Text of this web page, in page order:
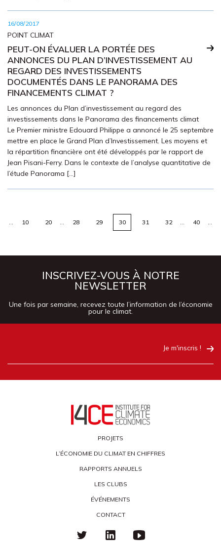
16/08/2017
POINT CLIMAT
PEUT-ON ÉVALUER LA PORTÉE DES
ANNONCES DU PLAN D’INVESTISSEMENT AU
REGARD DES INVESTISSEMENTS
DOCUMENTÉS DANS LE PANORAMA DES
FINANCEMENTS CLIMAT ?
Les annonces du Plan d’investissement au regard des
investissements dans le Panorama des financements climat
Le Premier ministre Edouard Philippe a annoncé le 25 septembre
mettre en place le Grand Plan d’Investissement. Les moyens et
la répartition financière ont été développés par le rapport de
Jean Pisani-Ferry. Dans le contexte de l’analyse quantitative de
l’étude Panorama […]
… 10 20 … 28 29 30 31 32 … 40 …
INSCRIVEZ-VOUS À NOTRE
NEWSLETTER
Une fois par semaine, recevez toute l’information de l’économie
pour le climat.
Je m'inscris !
PROJETS
L’ÉCONOMIE DU CLIMAT EN CHIFFRES
RAPPORTS ANNUELS
LES CLUBS
ÉVÉNEMENTS
CONTACT